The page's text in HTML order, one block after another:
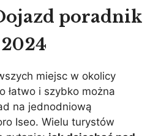
poradnik
2024
miejsc w okolicy
łatwo i szybko można
na jednodniową
Iseo. Wielu turystów